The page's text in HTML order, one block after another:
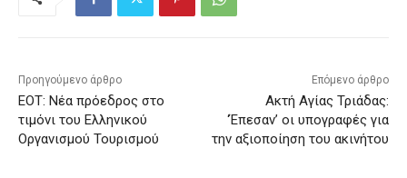
Προηγούμενο άρθρο
ΕΟΤ: Νέα πρόεδρος στο
τιμόνι του Ελληνικού
Οργανισμού Τουρισμού
Επόμενο άρθρο
Ακτή Αγίας Τριάδας:
‘Έπεσαν’ οι υπογραφές για
την αξιοποίηση του ακινήτου